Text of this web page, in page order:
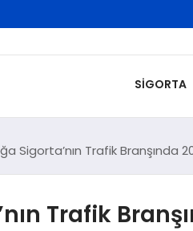
SIGORTA
Sigorta’nın Trafik Branşında
Trafik